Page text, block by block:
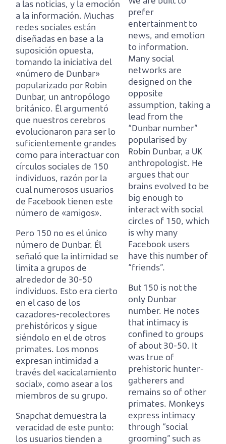
a las noticias, y la emoción
a la información. Muchas
redes sociales están
diseñadas en base a la
suposición opuesta,
tomando la iniciativa del
«número de Dunbar»
popularizado por Robin
Dunbar, un antropólogo
británico. Él argumentó
que nuestros cerebros
evolucionaron para ser lo
suficientemente grandes
como para interactuar con
círculos sociales de 150
individuos, razón por la
cual numerosos usuarios
de Facebook tienen este
número de «amigos».
Pero 150 no es el único
número de Dunbar. Él
señaló que la intimidad se
limita a grupos de
alrededor de 30-50
individuos. Esto era cierto
en el caso de los
cazadores-recolectores
prehistóricos y sigue
siéndolo en el de otros
primates. Los monos
expresan intimidad a
través del «acicalamiento
social», como asear a los
miembros de su grupo.
Snapchat demuestra la
veracidad de este punto:
los usuarios tienden a
prefer
entertainment to
news, and emotion
to information.
Many social
networks are
designed on the
opposite
assumption, taking a
lead from the
“Dunbar number”
popularised by
Robin Dunbar, a UK
anthropologist. He
argues that our
brains evolved to be
big enough to
interact with social
circles of 150, which
is why many
Facebook users
have this number of
“friends”.
But 150 is not the
only Dunbar
number. He notes
that intimacy is
confined to groups
of about 30-50. It
was true of
prehistoric hunter-
gatherers and
remains so of other
primates. Monkeys
express intimacy
through “social
grooming” such as